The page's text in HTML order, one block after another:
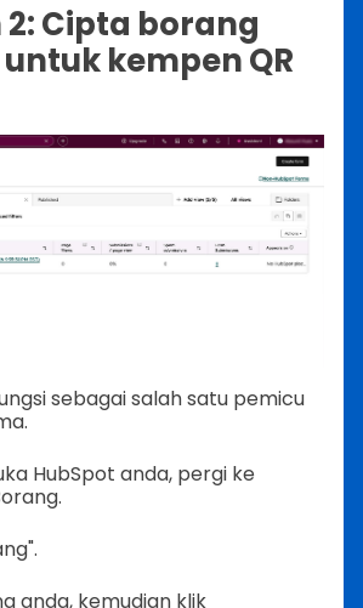
Cipta borang
kempen QR
sebagai salah satu pemicu
HubSpot anda, pergi ke
anda, kemudian klik